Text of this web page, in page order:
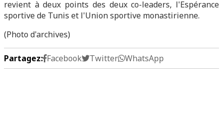
revient à deux points des deux co-leaders, l'Espérance
sportive de Tunis et l'Union sportive monastirienne.
(Photo d'archives)
Partagez: Facebook Twitter WhatsApp